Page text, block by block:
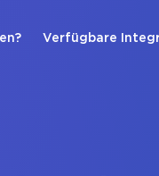
Verfügbare